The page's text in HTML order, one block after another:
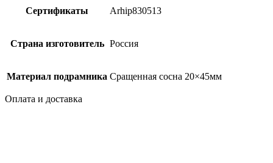
Сертификаты Arhip830513
Страна изготовитель Россия
Материал подрамника Сращенная сосна 20×45мм
Оплата и доставка